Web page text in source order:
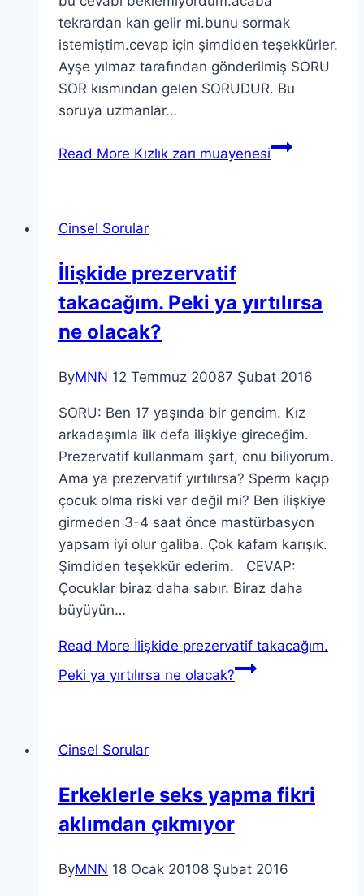
tekrardan kan gelir mi.bunu sormak
istemiştim.cevap için şimdiden teşekkürler.
Ayşe yılmaz tarafından gönderilmiş SORU
SOR kısmından gelen SORUDUR. Bu
soruya uzmanlar…
Read More Kızlık zarı muayenesi
Cinsel Sorular
İlişkide prezervatif
takacağım. Peki ya yırtılırsa
ne olacak?
ByMNN 12 Temmuz 20087 Şubat 2016
SORU: Ben 17 yaşında bir gencim. Kız
arkadaşımla ilk defa ilişkiye gireceğim.
Prezervatif kullanmam şart, onu biliyorum.
Ama ya prezervatif yırtılırsa? Sperm kaçıp
çocuk olma riski var değil mi? Ben ilişkiye
girmeden 3-4 saat önce mastürbasyon
yapsam iyi olur galiba. Çok kafam karışık.
Şimdiden teşekkür ederim. CEVAP:
Çocuklar biraz daha sabır. Biraz daha
büyüyün…
Read More İlişkide prezervatif takacağım.
Peki ya yırtılırsa ne olacak?
Cinsel Sorular
Erkeklerle seks yapma fikri
aklımdan çıkmıyor
ByMNN 18 Ocak 20108 Şubat 2016